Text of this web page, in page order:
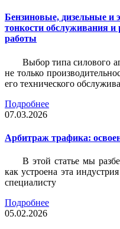
Бензиновые, дизельные и
тонкости обслуживания и
работы
Выбор типа силового
не только
его технического
Подробнее
07.03.2026
Арбитраж трафика:
В этой статье мы
как устроена эта
специалисту
Подробнее
05.02.2026